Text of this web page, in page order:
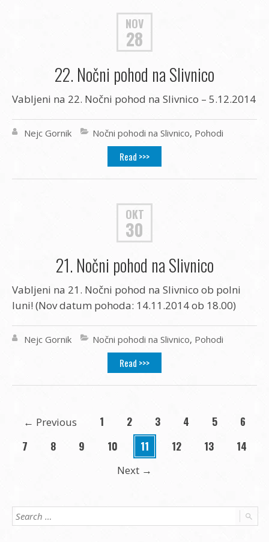
NOV
28
22. Nočni pohod na Slivnico
Vabljeni na 22. Nočni pohod na Slivnico – 5.12.2014
Nejc Gornik Nočni pohodi na Slivnico, Pohodi
Read >>>
OKT
30
21. Nočni pohod na Slivnico
Vabljeni na 21. Nočni pohod na Slivnico ob polni
luni! (Nov datum pohoda: 14.11.2014 ob 18.00)
Nejc Gornik Nočni pohodi na Slivnico, Pohodi
Read >>>
← Previous 1 2 3 4 5
6
7
8 9 10 11 12 13 14
Next →